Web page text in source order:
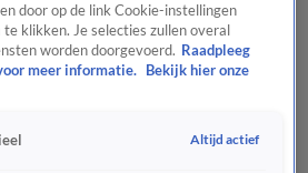
door op de link Cookie-instellingen
klikken. Je selecties zullen overal
worden doorgevoerd. Raadpleeg
meer informatie.
Bekijk hier onze
Altijd actief